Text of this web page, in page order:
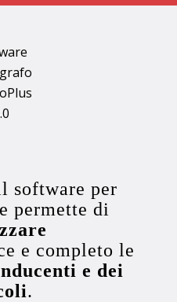
software per
permette di
e completo le
e dei
.